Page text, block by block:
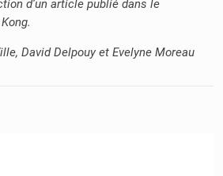
d’un article publié dans le
.
David Delpouy et Evelyne Moreau